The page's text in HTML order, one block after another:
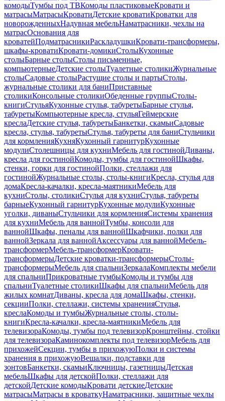
комодыТумбы под ТВКомоды пластиковыеКровати и
матрасыМатрасыКроватиДетские кроватиКроватки для
новорожденныхНадувная мебельНаматрасники, чехлы на
матрасОснования для
кроватейПодматрасникиРаскладушкиКровати-трансформеры,
шкафы-кроватиКровати-домикиСтолыКухонные
столыБарные столыСтолы письменные,
компьютерныеДетские столыТуалетные столикиЖурнальные
столыСадовые столыРастущие столы и партыСтолы,
журнальные столики для баниПриставные
столикиКонсольные столикиОбеденные группыСтолы-
книгиСтульяКухонные стулья, табуретыБарные стулья,
табуретыКомпьютерные кресла, стульяГеймерские
креслаДетские стулья, табуретыБанкетки, скамьиСадовые
кресла, стулья, табуретыСтулья, табуреты для баниСтульчики
для кормленияКухняКухонный гарнитурКухонные
модулиСтолешницы для кухниМебель для гостинойДиваны,
кресла для гостинойКомоды, тумбы для гостинойШкафы,
стенки, горки для гостинойПолки, стеллажи для
гостинойЖурнальные столы, столы-книгиКресла, стулья для
домаКресла-качалки, кресла-маятникиМебель для
кухниСтолы, столикиСтулья для кухниСтулья, табуреты
барныеКухонный гарнитурКухонные модулиКухонные
уголки, диваныСтульчики для кормленияСистемы хранения
для кухниМебель для ваннойТумбы, консоли для
ваннойШкафы, пеналы для ваннойШкафчики, полки для
ваннойЗеркала для ваннойАксессуары для ваннойМебель-
трансформерМебель-трансформерКровати-
трансформерыДетские кроватки-трансформерыСтолы-
трансформерыМебель для спальниЗеркалаКомплекты мебели
для спальниПрикроватные тумбыКомоды и тумбы для
спальниТуалетные столикиШкафы для спальниМебель для
жилых комнатДиваны, кресла для домаШкафы, стенки,
секцииПолки, стеллажи, системы храненияСтулья,
креслаКомоды и тумбыЖурнальные столы, столы-
книгиКресла-качалки, кресла-маятникиМебель для
телевизораКомоды, тумбы под телевизорКронштейны, стойки
для телевизораКаминокомплекты под телевизорМебель для
прихожейСекции, тумбы в прихожуюПолки и системы
хранения в прихожуюВешалки, подставки для
зонтовБанкетки, скамьиКлючницы, газетницыДетская
мебельШкафы для детскойПолки, стеллажи для
детскойДетские комодыКровати детскиеДетские
матрасыМатрасы в кроваткуНаматрасники, защитные чехлы